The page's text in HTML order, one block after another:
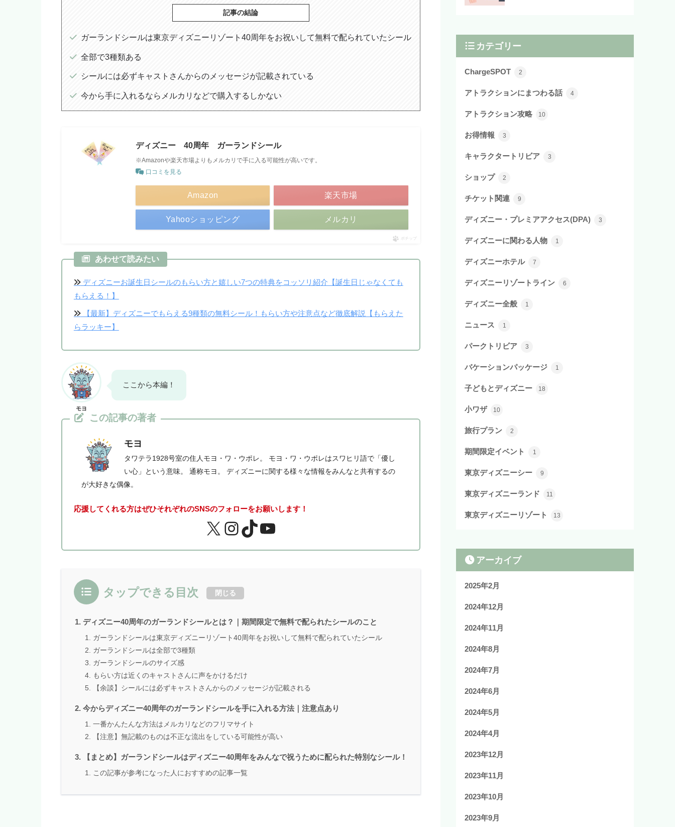
記事の結論
ガーランドシールは東京ディズニーリゾート40周年をお祝いして無料で配られていたシール
全部で3種類ある
シールには必ずキャストさんからのメッセージが記載されている
今から手に入れるならメルカリなどで購入するしかない
ディズニー 40周年 ガーランドシール
※Amazonや楽天市場よりもメルカリで手に入る可能性が高いです。
口コミを見る
Amazon 楽天市場
Yahooショッピング メルカリ
ポチップ
あわせて読みたい
ディズニーお誕生日シールのもらい方と嬉しい7つの特典をコッソリ紹介【誕生日じゃなくても
もらえる！】
【最新】ディズニーでもらえる9種類の無料シール！もらい方や注意点など徹底解説【もらえた
らラッキー】
モヨ
ここから本編！
この記事の著者
モヨ
タワテラ1928号室の住人モヨ・ワ・ウポレ。 モヨ・ワ・ウポレはスワヒリ語で「優し
い心」という意味。 通称モヨ。 ディズニーに関する様々な情報をみんなと共有するの
が大好きな偶像。
応援してくれる方はぜひそれぞれのSNSのフォローをお願いします！
タップできる目次 閉じる
ディズニー40周年のガーランドシールとは？｜期間限定で無料で配られたシールのこと
ガーランドシールは東京ディズニーリゾート40周年をお祝いして無料で配られていたシール
ガーランドシールは全部で3種類
ガーランドシールのサイズ感
もらい方は近くのキャストさんに声をかけるだけ
【余談】シールには必ずキャストさんからのメッセージが記載される
今からディズニー40周年のガーランドシールを手に入れる方法｜注意点あり
一番かんたんな方法はメルカリなどのフリマサイト
【注意】無記載のものは不正な流出をしている可能性が高い
【まとめ】ガーランドシールはディズニー40周年をみんなで祝うために配られた特別なシール！
この記事が参考になった人におすすめの記事一覧
カテゴリー
ChargeSPOT 2
アトラクションにまつわる話 4
アトラクション攻略 10
お得情報 3
キャラクタートリビア 3
ショップ 2
チケット関連 9
ディズニー・プレミアアクセス(DPA) 3
ディズニーに関わる人物 1
ディズニーホテル 7
ディズニーリゾートライン 6
ディズニー全般 1
ニュース 1
パークトリビア 3
バケーションパッケージ 1
子どもとディズニー 18
小ワザ 10
旅行プラン 2
期間限定イベント 1
東京ディズニーシー 9
東京ディズニーランド 11
東京ディズニーリゾート 13
アーカイブ
2025年2月
2024年12月
2024年11月
2024年8月
2024年7月
2024年6月
2024年5月
2024年4月
2023年12月
2023年11月
2023年10月
2023年9月